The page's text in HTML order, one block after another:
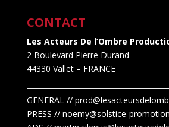
CONTACT
Les Acteurs De l’Ombre
2 Boulevard Pierre Durand
44330 Vallet– FRANCE
GENERAL //
PRESS // noemy@solstice-